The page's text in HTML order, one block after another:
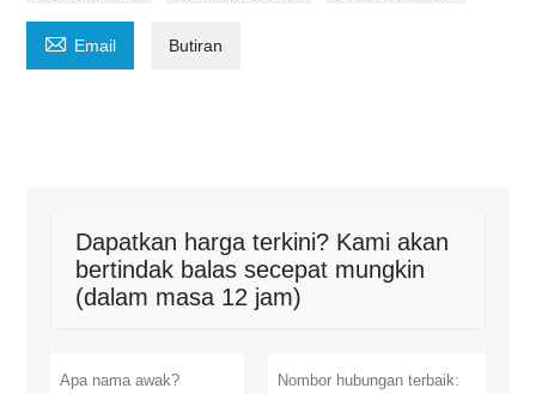
 Email Butiran
Dapatkan harga terkini? Kami akan
bertindak balas secepat mungkin
(dalam masa 12 jam)